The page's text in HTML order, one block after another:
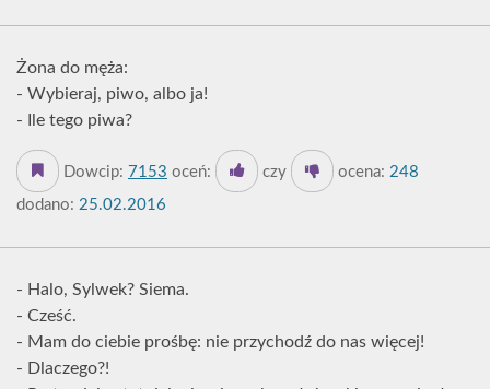
Żona do męża:
- Wybieraj, piwo, albo ja!
- Ile tego piwa?
Dowcip: 7153 oceń: czy ocena: 248
dodano: 25.02.2016
- Halo, Sylwek? Siema.
- Cześć.
- Mam do ciebie prośbę: nie przychodź do nas więcej!
- Dlaczego?!